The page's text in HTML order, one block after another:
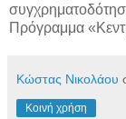
Πρόγραμμα
Κώστας Νικολάου
Κοινή χρήση